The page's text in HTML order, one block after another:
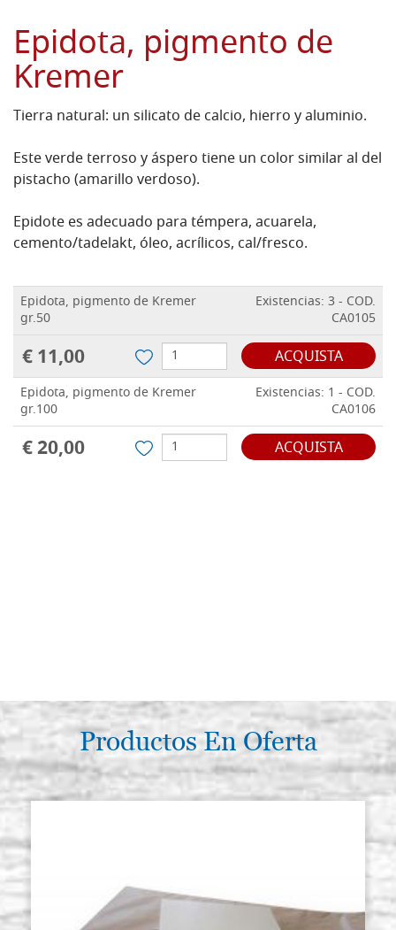
Epidota, pigmento de
Kremer
Tierra natural: un silicato de calcio, hierro y aluminio.
Este verde terroso y áspero tiene un color similar al del
pistacho (amarillo verdoso).
Epidote es adecuado para témpera, acuarela,
cemento/tadelakt, óleo, acrílicos, cal/fresco.
Epidota, pigmento de Kremer
gr.50
Existencias: 3 - COD.
CA0105
€ 11,00 ACQUISTA
Epidota, pigmento de Kremer
gr.100
Existencias: 1 - COD.
CA0106
€ 20,00 ACQUISTA
Productos En Oferta